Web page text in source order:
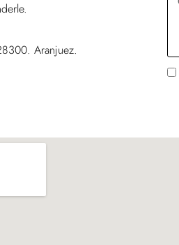
Aranjuez.